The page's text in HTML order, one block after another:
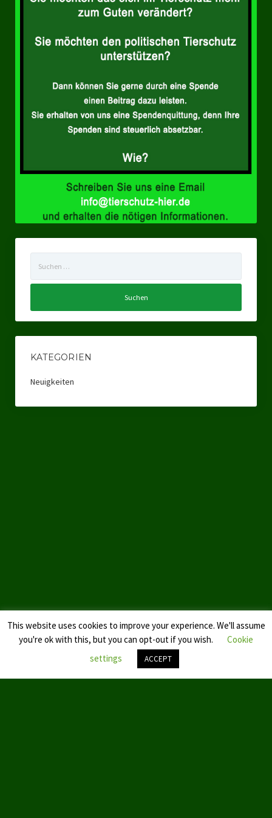
Landtagswahl Berlin 2021/23
Landtagswahl Sachsen-Anhalt 2021
Kommunalwahl Nordrhein-Westfalen 2020
Landtagswahl Thüringen 2019
Europawahl 2019
Impressum
Datenschutzerklärung
nach:
KATEGORIEN
Neuigkeiten
This website uses cookies to improve your experience. We'll assume
you're ok with this, but you can opt-out if you wish.
Cookie
settings
ACCEPT